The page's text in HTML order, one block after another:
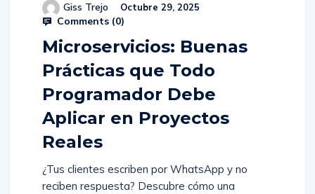
Giss Trejo Octubre 29, 2025
Comments (0)
Microservicios: Buenas
Prácticas que Todo
Programador Debe
Aplicar en Proyectos
Reales
¿Tus clientes escriben por WhatsApp y no
reciben respuesta? Descubre cómo una